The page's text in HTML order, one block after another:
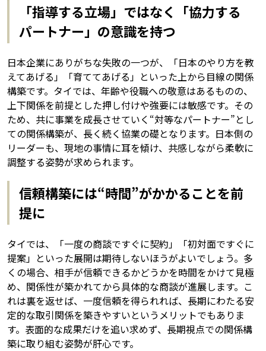
「指導する立場」ではなく「協力する
パートナー」の意識を持つ
日本企業にありがちな失敗の一つが、「日本のやり方を教
えてあげる」「育ててあげる」といった上から目線の関係
構築です。タイでは、年齢や役職への敬意はあるものの、
上下関係を前提とした押し付けや強要には敏感です。その
ため、共に事業を成長させていく“対等なパートナー”とし
ての関係構築が、長く続く協業の礎となります。日本側の
リーダーも、現地の事情に耳を傾け、共感しながら柔軟に
調整する姿勢が求められます。
信頼構築には“時間”がかかることを前
提に
タイでは、「一度の商談ですぐに契約」「初対面ですぐに
提案」といった展開は期待しないほうがよいでしょう。多
くの場合、相手が信頼できるかどうかを時間をかけて見極
め、関係性が築かれてから具体的な商談が進展します。こ
れは裏を返せば、一度信頼を得られれば、長期にわたる安
定的な取引関係を築きやすいというメリットでもありま
す。表面的な成果だけを追い求めず、長期視点での関係構
築に取り組む姿勢が肝心です。